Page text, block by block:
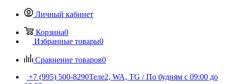
Личный кабинет
Корзина0
Избранные товары0
Сравнение товаров0
+7 (995) 500-8290Теле2, WA, TG / По будням c 09:00 до